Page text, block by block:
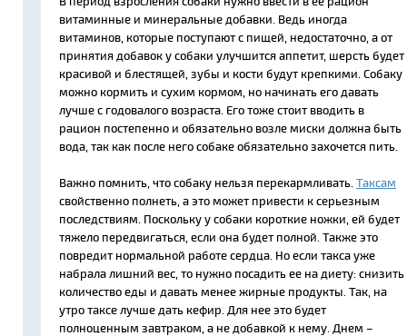
витаминные и минеральные добавки. Ведь иногда
витаминов, которые поступают с пищей, недостаточно, а от
принятия добавок у собаки улучшится аппетит, шерсть будет
красивой и блестящей, зубы и кости будут крепкими. Собаку
можно кормить и сухим кормом, но начинать его давать
лучше с годовалого возраста. Его тоже стоит вводить в
рацион постепенно и обязательно возле миски должна быть
вода, так как после него собаке обязательно захочется пить.
Важно помнить, что собаку нельзя перекармливать. Таксам
свойственно полнеть, а это может привести к серьезным
последствиям. Поскольку у собаки короткие ножки, ей будет
тяжело передвигаться, если она будет полной. Также это
повредит нормальной работе сердца. Но если такса уже
набрала лишний вес, то нужно посадить ее на диету: снизить
количество еды и давать менее жирные продукты. Так, на
утро таксе лучше дать кефир. Для нее это будет
полноценным завтраком, а не добавкой к нему. Днем –